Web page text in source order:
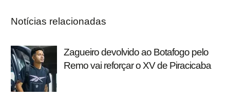
Notícias relacionadas
Zagueiro devolvido ao Botafogo pelo
Remo vai reforçar o XV de Piracicaba